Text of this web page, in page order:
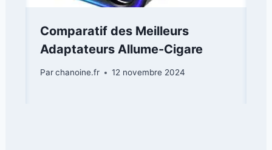
Comparatif des Meilleurs
Adaptateurs Allume-Cigare
Parchanoine.fr 12 novembre 2024